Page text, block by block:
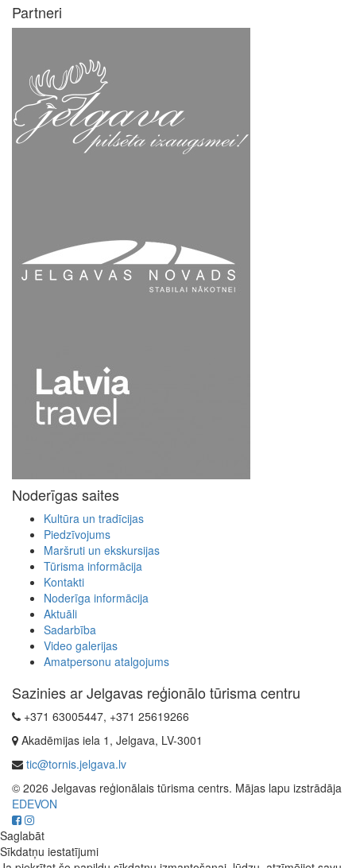
Partneri
Noderīgas saites
Kultūra un tradīcijas
Piedzīvojums
Maršruti un ekskursijas
Tūrisma informācija
Kontakti
Noderīga informācija
Aktuāli
Sadarbība
Video galerijas
Amatpersonu atalgojums
Sazinies ar Jelgavas reģionālo tūrisma centru
+371 63005447, +371 25619266
Akadēmijas iela 1, Jelgava, LV-3001
tic@tornis.jelgava.lv
© 2026 Jelgavas reģionālais tūrisma centrs. Mājas lapu izstrādāja
EDEVON
Saglabāt
Sīkdatņu iestatījumi